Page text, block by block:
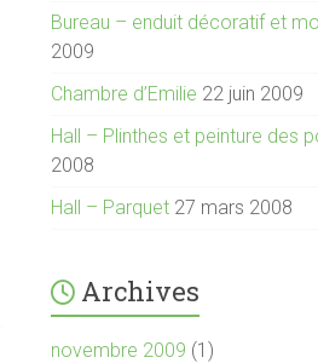
Bureau – enduit décoratif et
2009
Chambre d’Emilie 22 juin 2009
Hall – Plinthes et peinture des
2008
Hall – Parquet 27 mars 2008
Archives
novembre 2009 (1)